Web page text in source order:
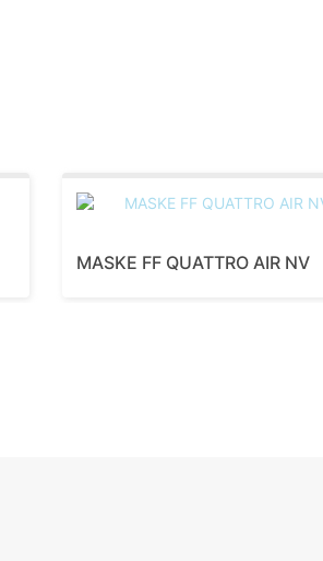
MASKE FF QUATTRO AIR NV